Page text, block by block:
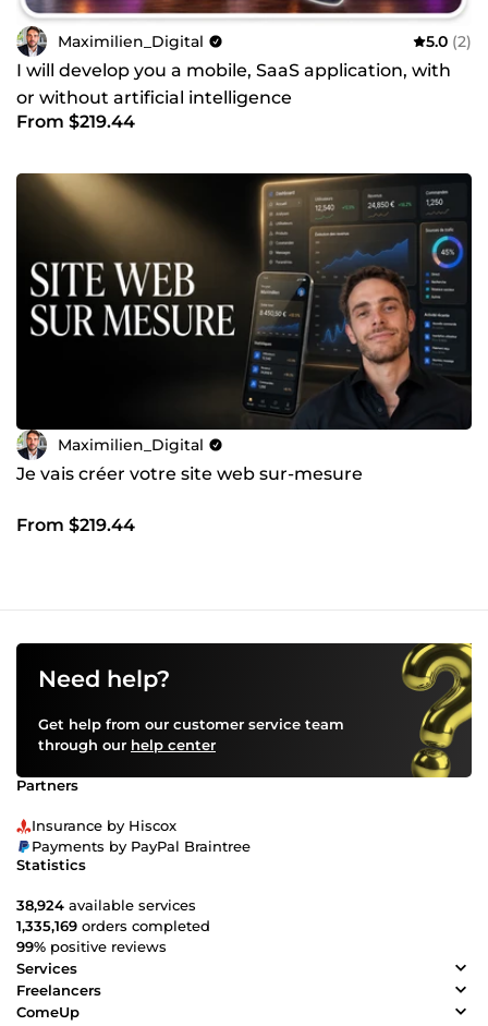
Maximilien_Digital 5.0 (2)
I will develop you a mobile, SaaS application, with
or without artificial intelligence
From $219.44
Maximilien_Digital
Je vais créer votre site web sur-mesure
From $219.44
Need help?
Get help from our customer service team
through our help center
Partners
Insurance by Hiscox
Payments by PayPal Braintree
Statistics
38,924 available services
1,335,169 orders completed
99% positive reviews
Services
Freelancers
ComeUp